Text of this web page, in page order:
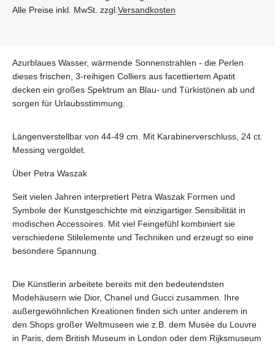
Alle Preise inkl. MwSt. zzgl.Versandkosten
Azurblaues Wasser, wärmende Sonnenstrahlen - die Perlen
dieses frischen, 3-reihigen Colliers aus facettiertem Apatit
decken ein großes Spektrum an Blau- und Türkistönen ab und
sorgen für Urlaubsstimmung.
Längenverstellbar von 44-49 cm. Mit Karabinerverschluss, 24 ct.
Messing vergoldet.
Über Petra Waszak
Seit vielen Jahren interpretiert Petra Waszak Formen und
Symbole der Kunstgeschichte mit einzigartiger Sensibilität in
modischen Accessoires. Mit viel Feingefühl kombiniert sie
verschiedene Stilelemente und Techniken und erzeugt so eine
besondere Spannung.
Die Künstlerin arbeitete bereits mit den bedeutendsten
Modehäusern wie Dior, Chanel und Gucci zusammen. Ihre
außergewöhnlichen Kreationen finden sich unter anderem in
den Shops großer Weltmuseen wie z.B. dem Musée du Louvre
in Paris, dem British Museum in London oder dem Rijksmuseum